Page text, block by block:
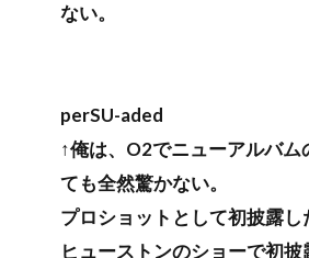
ない。
perSU-aded
↑俺は、O2でニューアルバム
ても全然驚かない。
プロショットとして初披露し
ヒューストンのショーで初披